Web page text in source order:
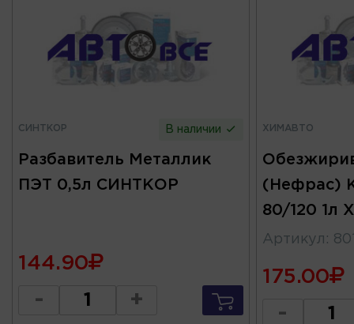
СИНТКОР В наличии
Разбавитель Металлик
ПЭТ 0,5л СИНТКОР
144.90
- +
ХИМАВТО
(Нефрас)
80/120 1л
Артикул :
175.00
-